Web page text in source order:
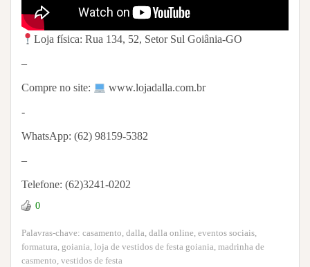
Loja física:⁣⁣⁣⁣⁣⁣⁣⁣⁣⁣⁣⁣⁣⁣⁣⁣⁣⁣⁣⁣⁣⁣⁣⁣⁣⁣⁣⁣⁣⁣⁣⁣⁣⁣⁣⁣⁣⁣⁣ Rua 134, 52, Setor Sul Goiânia-GO⁣⁣⁣⁣⁣⁣⁣⁣⁣⁣⁣⁣⁣⁣⁣⁣⁣⁣⁣⁣⁣⁣⁣⁣⁣⁣⁣⁣⁣⁣⁣⁣⁣⁣⁣⁣⁣⁣⁣⁣⁣⁣⁣⁣⁣⁣⁣
–
Compre no site:⁣⁣⁣⁣⁣⁣⁣⁣⁣⁣⁣⁣⁣⁣⁣⁣⁣⁣⁣⁣⁣⁣⁣⁣⁣⁣⁣⁣⁣⁣⁣⁣⁣⁣⁣⁣⁣⁣⁣⁣⁣⁣⁣⁣⁣⁣⁣⁣⁣⁣⁣⁣⁣⁣⁣⁣⁣⁣⁣⁣⁣⁣⁣⁣⁣⁣⁣ www.lojadalla.com.br
⁣⁣⁣⁣⁣⁣⁣⁣⁣⁣⁣⁣⁣⁣⁣⁣⁣⁣⁣⁣⁣⁣⁣⁣⁣⁣⁣⁣⁣⁣⁣⁣⁣⁣⁣⁣⁣⁣⁣⁣⁣⁣⁣⁣⁣⁣⁣⁣⁣⁣⁣⁣⁣⁣⁣⁣⁣- ⁣⁣⁣⁣⁣⁣⁣⁣⁣⁣⁣⁣⁣⁣⁣⁣⁣⁣⁣⁣⁣⁣⁣⁣⁣⁣⁣⁣⁣⁣⁣⁣⁣⁣⁣⁣⁣⁣⁣⁣⁣⁣⁣⁣⁣⁣⁣⁣⁣⁣⁣⁣⁣⁣
WhatsApp: (62) 98159-5382
–
Telefone: (62)3241-0202
0
Palavras-chave: casamento, dalla, dalla online, eventos sociais,
formatura, goiania, loja de vestidos de festa goiania, madrinha de
casmento, vestidos de festa